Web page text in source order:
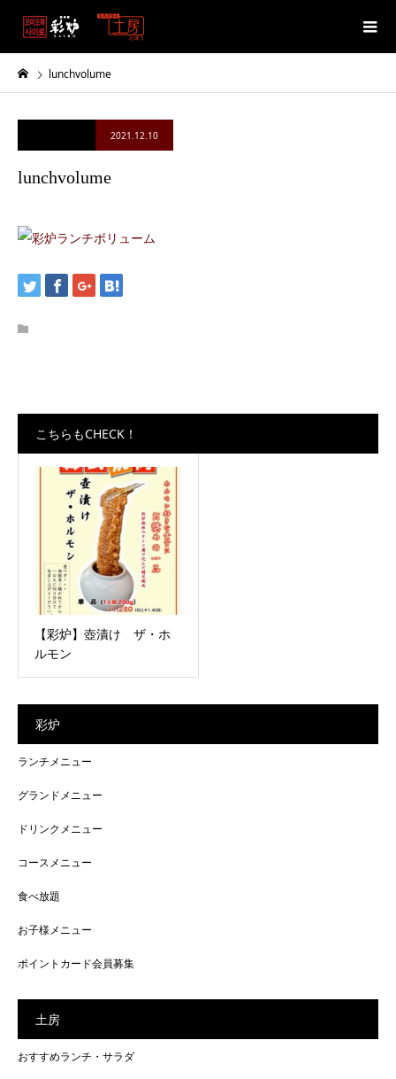
lunchvolume
2021.12.10
lunchvolume
こちらもCHECK！
【彩炉】壺漬け ザ・ホ
ルモン
彩炉
ランチメニュー
グランドメニュー
ドリンクメニュー
コースメニュー
食べ放題
お子様メニュー
ポイントカード会員募集
土房
おすすめランチ・サラダ